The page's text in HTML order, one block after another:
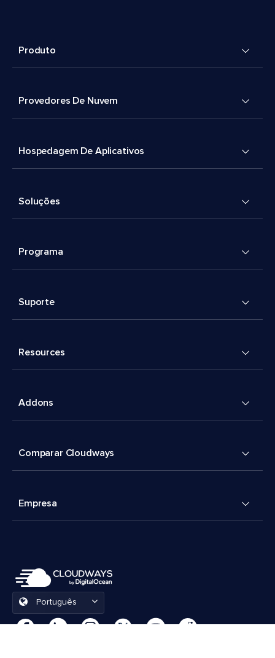
Produto
Provedores De Nuvem
Hospedagem De Aplicativos
Soluções
Programa
Suporte
Resources
Addons
Comparar Cloudways
Empresa
Português